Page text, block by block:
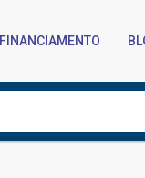
FINANCIAMENTO